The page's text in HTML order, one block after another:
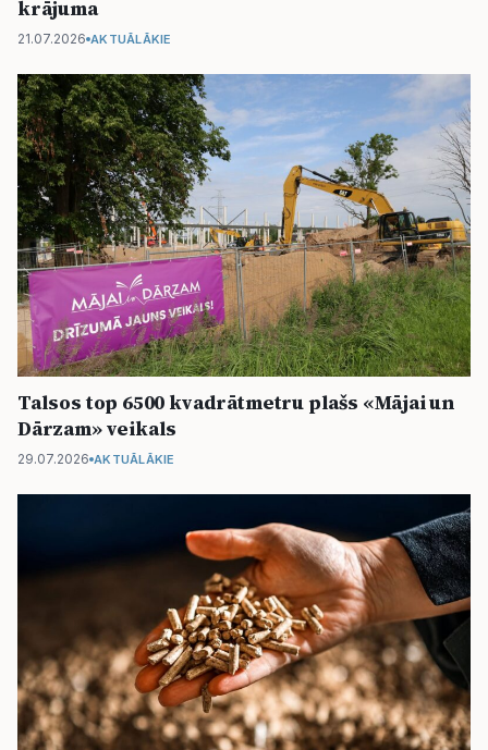
krājuma
21.07.2026 AKTUĀLĀKIE
Talsos top 6500 kvadrātmetru plašs «Mājai un
Dārzam» veikals
29.07.2026 AKTUĀLĀKIE